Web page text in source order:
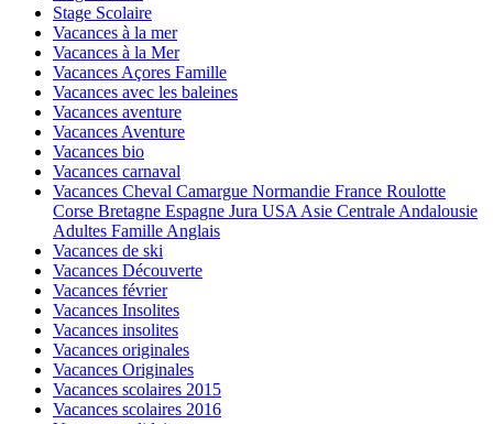
Stage Scolaire
Vacances à la mer
Vacances à la Mer
Vacances Açores Famille
Vacances avec les baleines
Vacances aventure
Vacances Aventure
Vacances bio
Vacances carnaval
Vacances Cheval Camargue Normandie France Roulotte
Corse Bretagne Espagne Jura USA Asie Centrale Andalousie
Adultes Famille Anglais
Vacances de ski
Vacances Découverte
Vacances février
Vacances Insolites
Vacances insolites
Vacances originales
Vacances Originales
Vacances scolaires 2015
Vacances scolaires 2016